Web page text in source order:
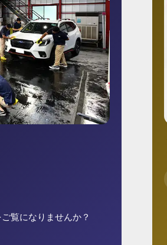
覧になりませんか？